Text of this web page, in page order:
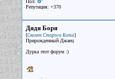
Пол:
Репутация: +370
Дядя Боря
[Скелет Старого Кота]
Прирожденный Джаец
Дурка этот форум :)